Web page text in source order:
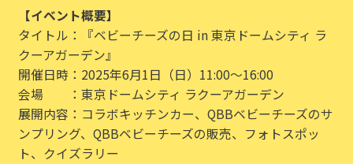
【イベント概要】
タイトル：『ベビーチーズの日 in 東京ドームシティ ラ
クーアガーデン』
開催日時：2025年6月1日（日）11:00～16:00
会場 ：東京ドームシティ ラクーアガーデン
展開内容：コラボキッチンカー、QBBベビーチーズのサ
ンプリング、QBBベビーチーズの販売、フォトスポッ
ト、クイズラリー